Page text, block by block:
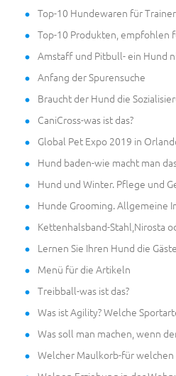
Top-10 Hundewaren für
Top-10 Produkten, empfohlen
Amstaff und Pitbull- ein Hund
Anfang der Spurensuche
Braucht der Hund die
CaniCross-was ist das?
Global Pet Expo 2019 in
Hund baden-wie macht man
Hund und Winter. Pflege und
Hunde Grooming. Allgemeine
Kettenhalsband-Stahl,Nirosta
Lernen Sie Ihren Hund die
Menü für die Artikeln
Treibball-was ist das?
Was ist Agility? Welche
Was soll man machen, wenn
Welcher Maulkorb-für welchen